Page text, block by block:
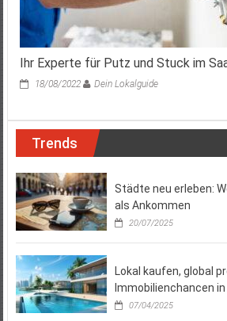
Ihr Experte für Putz und Stuck im
18/08/2022 Dein Lokalguide
Trends
Städte neu erleben:
als Ankommen
20/07/2025
Lokal kaufen, global
Immobilienchancen in
07/04/2025